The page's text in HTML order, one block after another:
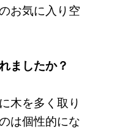
お気に入り空
ましたか？
木を多く取り
は個性的にな